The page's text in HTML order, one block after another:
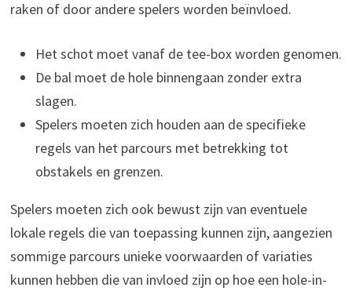
raken of door andere spelers worden beïnvloed.
Het schot moet vanaf de tee-box worden genomen.
De bal moet de hole binnengaan zonder extra
slagen.
Spelers moeten zich houden aan de specifieke
regels van het parcours met betrekking tot
obstakels en grenzen.
Spelers moeten zich ook bewust zijn van eventuele
lokale regels die van toepassing kunnen zijn, aangezien
sommige parcours unieke voorwaarden of variaties
kunnen hebben die van invloed zijn op hoe een hole-in-